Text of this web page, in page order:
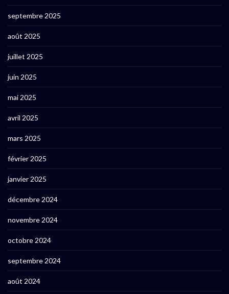
septembre 2025
août 2025
juillet 2025
juin 2025
mai 2025
avril 2025
mars 2025
février 2025
janvier 2025
décembre 2024
novembre 2024
octobre 2024
septembre 2024
août 2024